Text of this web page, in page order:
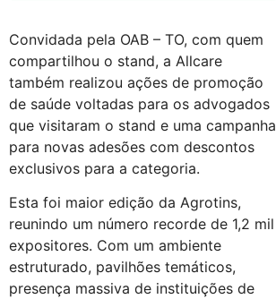
Convidada pela OAB – TO, com quem
compartilhou o stand, a Allcare
também realizou ações de promoção
de saúde voltadas para os advogados
que visitaram o stand e uma campanha
para novas adesões com descontos
exclusivos para a categoria.
Esta foi maior edição da Agrotins,
reunindo um número recorde de 1,2 mil
expositores. Com um ambiente
estruturado, pavilhões temáticos,
presença massiva de instituições de